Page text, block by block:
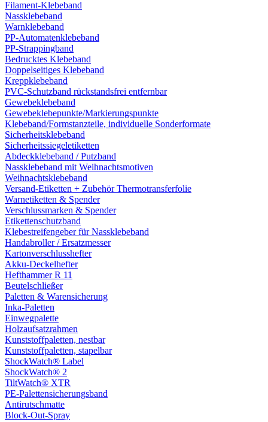
Filament-Klebeband
Nassklebeband
Warnklebeband
PP-Automatenklebeband
PP-Strappingband
Bedrucktes Klebeband
Doppelseitiges Klebeband
Kreppklebeband
PVC-Schutzband rückstandsfrei entfernbar
Gewebeklebeband
Gewebeklebepunkte/Markierungspunkte
Klebeband/Formstanzteile, individuelle Sonderformate
Sicherheitsklebeband
Sicherheitssiegeletiketten
Abdeckklebeband / Putzband
Nassklebeband mit Weihnachtsmotiven
Weihnachtsklebeband
Versand-Etiketten + Zubehör Thermotransferfolie
Warnetiketten & Spender
Verschlussmarken & Spender
Etikettenschutzband
Klebestreifengeber für Nassklebeband
Handabroller / Ersatzmesser
Kartonverschlusshefter
Akku-Deckelhefter
Hefthammer R 11
Beutelschließer
Paletten & Warensicherung
Inka-Paletten
Einwegpalette
Holzaufsatzrahmen
Kunststoffpaletten, nestbar
Kunststoffpaletten, stapelbar
ShockWatch® Label
ShockWatch® 2
TiltWatch® XTR
PE-Palettensicherungsband
Antirutschmatte
Block-Out-Spray